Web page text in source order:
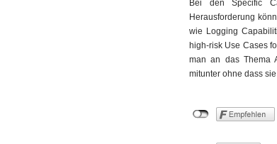
Bei den Specific
Herausforderung
wie Logging
high-risk Use Cases
man an das Thema
mitunter ohne dass